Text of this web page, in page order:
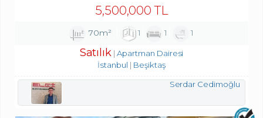
5,500,000 TL
70m² 1 1 1
Satılık
Apartman Dairesi
İstanbul
Beşiktaş
Serdar Cedimoğlu